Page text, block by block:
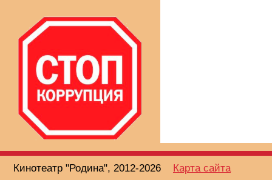
Кинотеатр "Родина", 2012-2026 Карта сайта